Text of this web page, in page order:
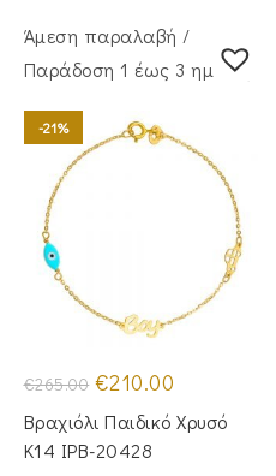
Άμεση παραλαβή /
Παράδoση 1 έως 3 ημέρες
-21%
€265.00 Original
price
was:
€265.00.
€210.00
τιμή
είναι:
Βραχιόλι Παιδικό Χρυσό
Κ14 IPB-20428